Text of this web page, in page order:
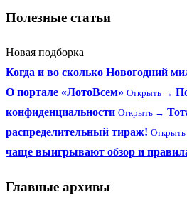
Полезные статьи
Новая подборка
Когда и во сколько Новогодний
О портале «ЛотоВсем» Открыть →
конфиденциальности Открыть →
распределительный тираж!
чаще выигрывают обзор и
Главные архивы